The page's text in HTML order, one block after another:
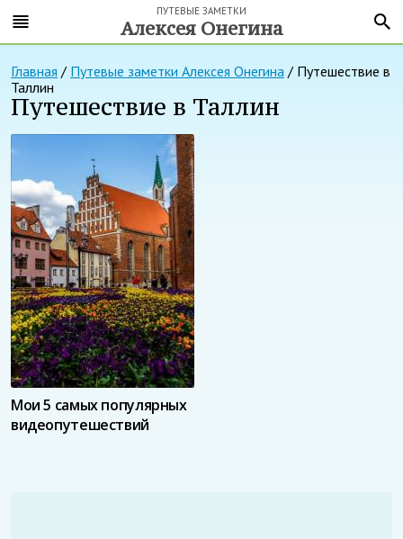
ПУТЕВЫЕ ЗАМЕТКИ
Алексея Онегина
Главная / Путевые заметки Алексея Онегина / Путешествие в
Таллин
Путешествие в Таллин
Мои 5 самых популярных
видеопутешествий